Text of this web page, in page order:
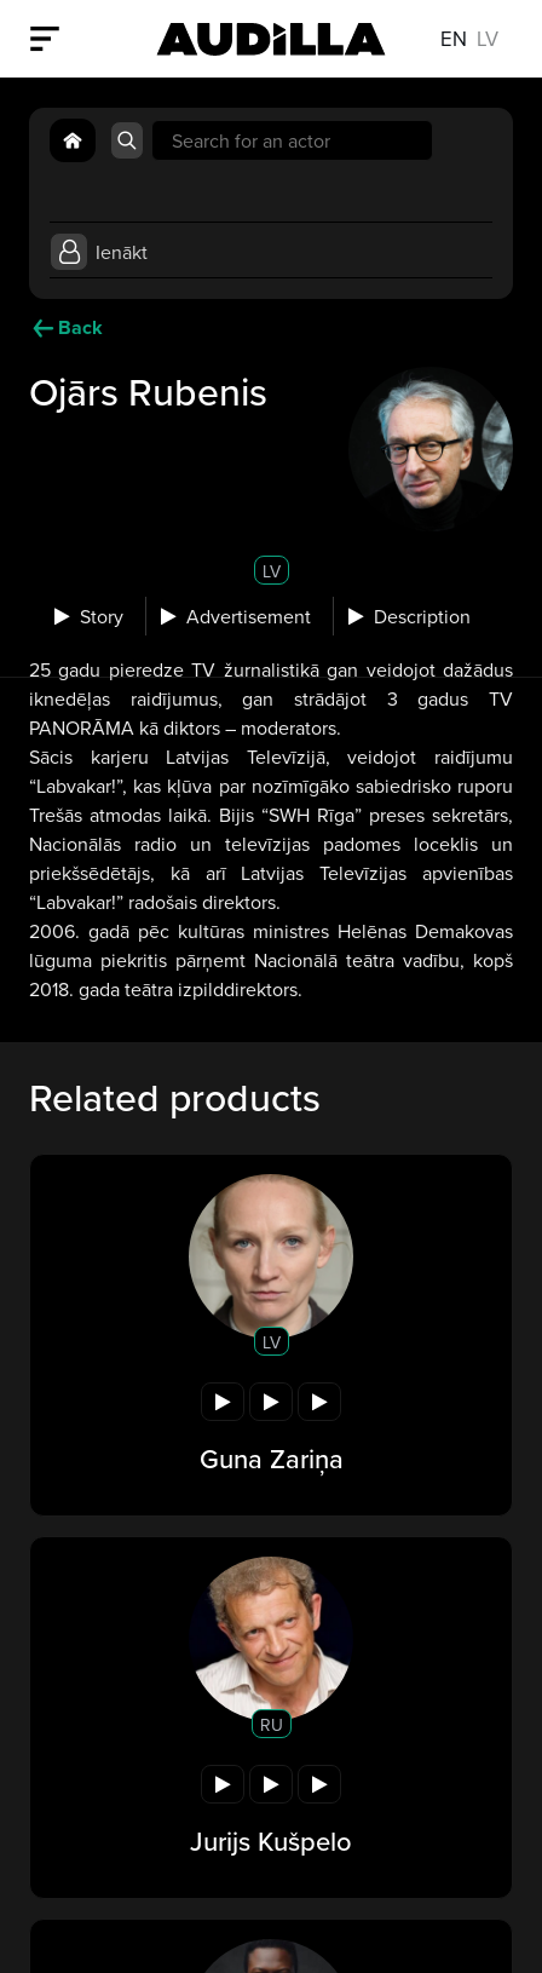
EN LV
Search
for:
Ienākt
Back
Ojārs Rubenis
LV
Story Advertisement Description
25 gadu pieredze TV žurnalistikā gan veidojot dažādus
iknedēļas raidījumus, gan strādājot 3 gadus TV
PANORĀMA kā diktors – moderators.
Sācis karjeru Latvijas Televīzijā, veidojot raidījumu
“Labvakar!”, kas kļūva par nozīmīgāko sabiedrisko ruporu
Trešās atmodas laikā. Bijis “SWH Rīga” preses sekretārs,
Nacionālās radio un televīzijas padomes loceklis un
priekšsēdētājs, kā arī Latvijas Televīzijas apvienības
“Labvakar!” radošais direktors.
2006. gadā pēc kultūras ministres Helēnas Demakovas
lūguma piekritis pārņemt Nacionālā teātra vadību, kopš
2018. gada teātra izpilddirektors.
Related products
LV
Guna Zariņa
RU
Jurijs Kušpelo